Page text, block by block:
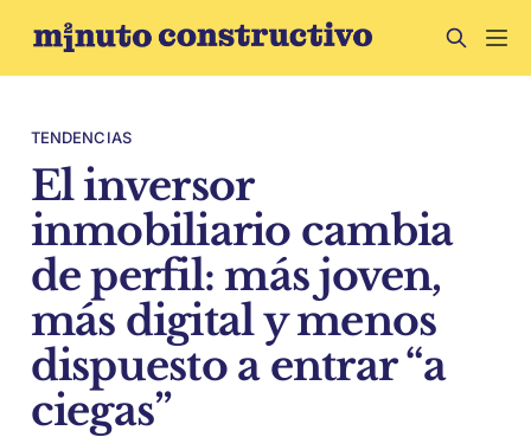
TENDENCIAS
El inversor
inmobiliario cambia
de perfil: más joven,
más digital y menos
dispuesto a entrar “a
ciegas”